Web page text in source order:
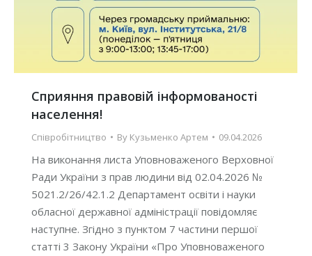
Сприяння правовій інформованості
населення!
Співробітництво By Кузьменко Артем 09.04.2026
На виконання листа Уповноваженого Верховної
Ради України з прав людини від 02.04.2026 №
5021.2/26/42.1.2 Департамент освіти і науки
обласної державної адміністрації повідомляє
наступне. Згідно з пунктом 7 частини першої
статті 3 Закону України «Про Уповноваженого